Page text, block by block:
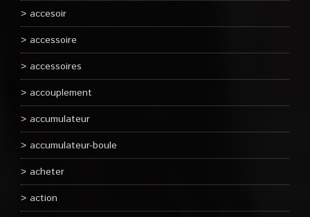
accesoir
accessoire
accessoires
accouplement
accumulateur
accumulateur-boule
acheter
action